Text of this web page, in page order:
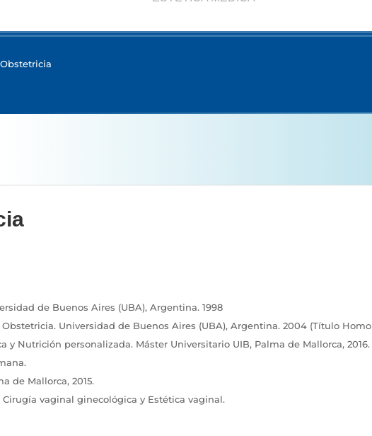
de Buenos Aires (UBA), Argentina. 1998
Universidad de Buenos Aires (UBA), Argentina. 2004 (Título
y Nutrición personalizada. Máster Universitario UIB, Palma de Mallorca, 2016.
de Mallorca, 2015.
vaginal ginecológica y Estética vaginal.